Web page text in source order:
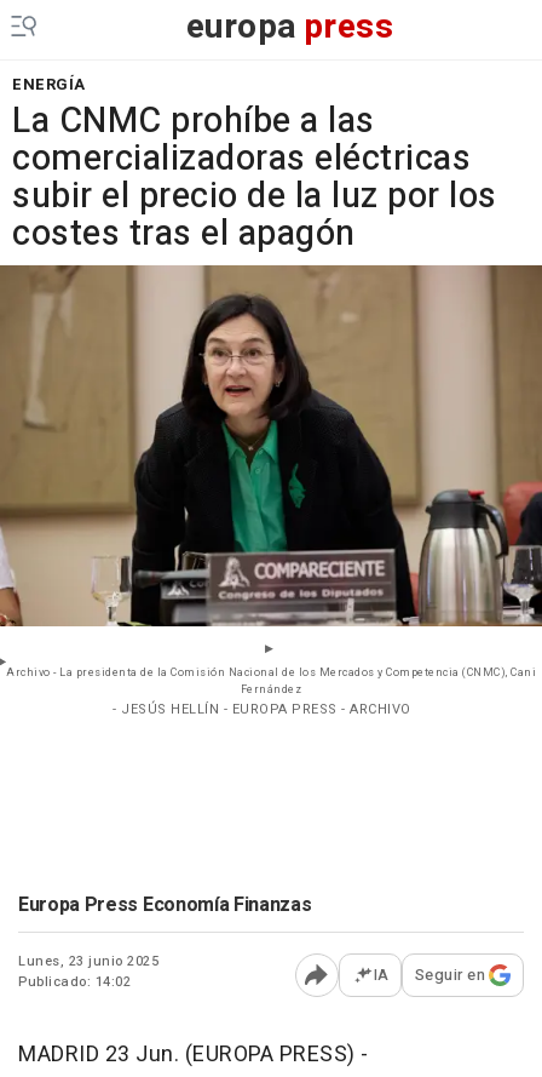
europa press
ENERGÍA
La CNMC prohíbe a las
comercializadoras eléctricas
subir el precio de la luz por los
costes tras el apagón
Archivo - La presidenta de la Comisión Nacional de los Mercados y Competencia (CNMC), Cani
Fernández
- JESÚS HELLÍN - EUROPA PRESS - ARCHIVO
Europa Press Economía Finanzas
Lunes, 23 junio 2025
Publicado: 14:02
Abrir opciones para
IA Seguir en
MADRID 23 Jun. (EUROPA PRESS) -